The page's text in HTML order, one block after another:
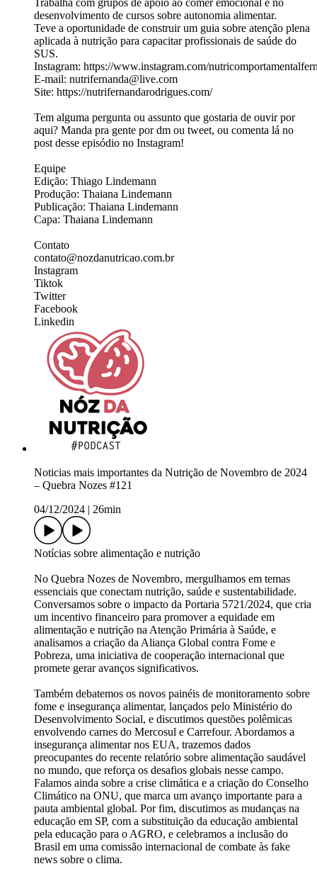
Trabalha com grupos de apoio ao comer emocional e no
desenvolvimento de cursos sobre autonomia alimentar.
Teve a oportunidade de construir um guia sobre atenção plena
aplicada à nutrição para capacitar profissionais de saúde do
SUS.
Instagram: https://www.instagram.com/
E-mail: nutrifernanda@live.com
Site: https://nutrifernandarodrigues.com/
Tem alguma pergunta ou assunto que gostaria de ouvir por
aqui? Manda pra gente por dm ou tweet, ou comenta lá no
post desse episódio no Instagram!
Equipe
Edição: Thiago Lindemann
Produção: Thaiana Lindemann
Publicação: Thaiana Lindemann
Capa: Thaiana Lindemann
Contato
contato@nozdanutricao.com.br
Instagram
Tiktok
Twitter
Facebook
Linkedin
Noticias mais importantes da Nutrição de Novembro de 2024
– Quebra Nozes #121
04/12/2024
26min
Notícias sobre alimentação e nutrição
No Quebra Nozes de Novembro, mergulhamos em temas
essenciais que conectam nutrição, saúde e sustentabilidade.
Conversamos sobre o impacto da Portaria 5721/2024, que cria
um incentivo financeiro para promover a equidade em
alimentação e nutrição na Atenção Primária à Saúde, e
analisamos a criação da Aliança Global contra Fome e
Pobreza, uma iniciativa de cooperação internacional que
promete gerar avanços significativos.
Também debatemos os novos painéis de monitoramento sobre
fome e insegurança alimentar, lançados pelo Ministério do
Desenvolvimento Social, e discutimos questões polêmicas
envolvendo carnes do Mercosul e Carrefour. Abordamos a
insegurança alimentar nos EUA, trazemos dados
preocupantes do recente relatório sobre alimentação saudável
no mundo, que reforça os desafios globais nesse campo.
Falamos ainda sobre a crise climática e a criação do Conselho
Climático na ONU, que marca um avanço importante para a
pauta ambiental global. Por fim, discutimos as mudanças na
educação em SP, com a substituição da educação ambiental
pela educação para o AGRO, e celebramos a inclusão do
Brasil em uma comissão internacional de combate às fake
news sobre o clima.